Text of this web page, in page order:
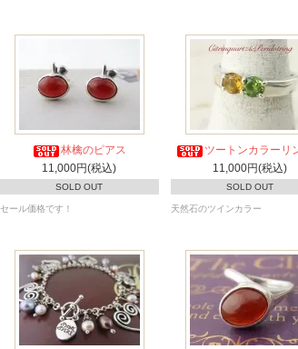
林檎のピアス
11,000円(税込)
SOLD OUT
セール価格です！
ツートンカラーリ
11,000円(税込)
SOLD OUT
天然石のツインカラー